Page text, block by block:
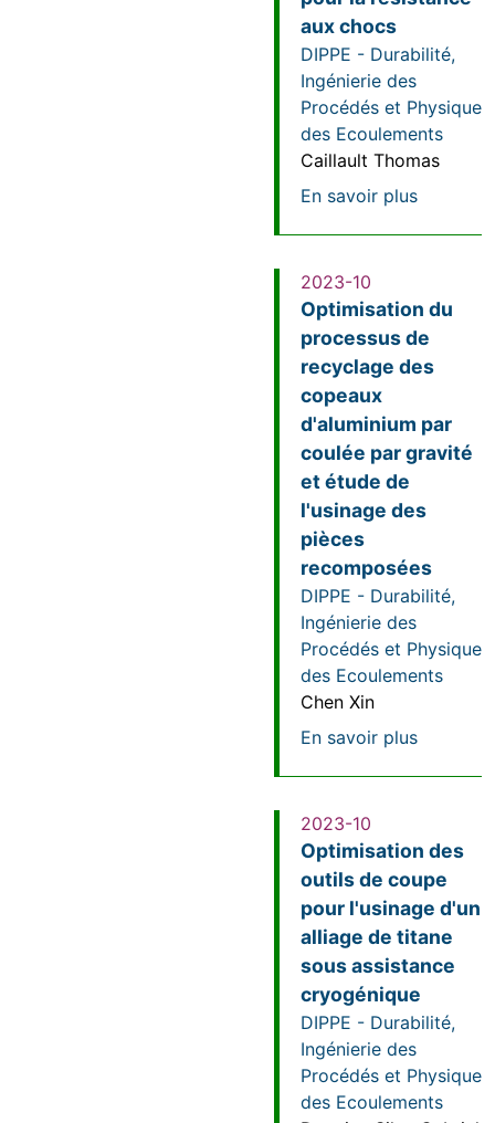
aux chocs
DIPPE - Durabilité,
Ingénierie des
Procédés et Physique
des Ecoulements
Caillault Thomas
En savoir plussur
2023-10
Optimisation du
processus de
recyclage des
copeaux
d'aluminium par
coulée par gravité
et étude de
l'usinage des
pièces
recomposées
DIPPE - Durabilité,
Ingénierie des
Procédés et Physique
des Ecoulements
Chen Xin
En savoir plussur
2023-10
Optimisation des
outils de coupe
pour l'usinage d'un
alliage de titane
sous assistance
cryogénique
DIPPE - Durabilité,
Ingénierie des
Procédés et Physique
des Ecoulements